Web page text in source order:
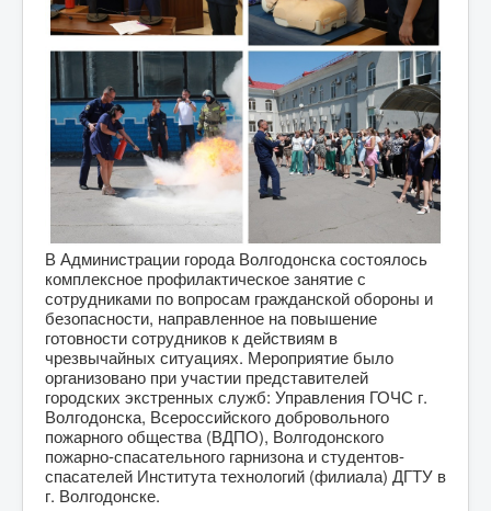
В Администрации города Волгодонска состоялось
комплексное профилактическое занятие с
сотрудниками по вопросам гражданской обороны и
безопасности, направленное на повышение
готовности сотрудников к действиям в
чрезвычайных ситуациях. Мероприятие было
организовано при участии представителей
городских экстренных служб: Управления ГОЧС г.
Волгодонска, Всероссийского добровольного
пожарного общества (ВДПО), Волгодонского
пожарно-спасательного гарнизона и студентов-
спасателей Института технологий (филиала) ДГТУ в
г. Волгодонске.